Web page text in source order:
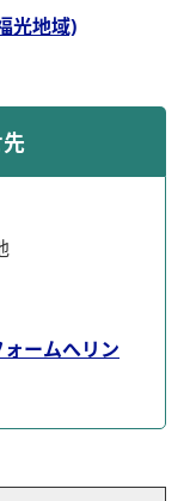
光地域)
ームへリン